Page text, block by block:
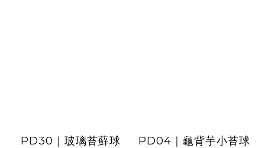
PD30｜玻璃苔蘚球 PD04｜龜背芋小苔球